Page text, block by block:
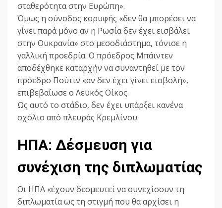
σταθερότητα στην Ευρώπη».
Όμως η σύνοδος κορυφής «δεν θα μπορέσει να
γίνει παρά μόνο αν η Ρωσία δεν έχει εισβάλει
στην Ουκρανία» στο μεσοδιάστημα, τόνισε η
γαλλική προεδρία. Ο πρόεδρος Μπάιντεν
αποδέχθηκε καταρχήν να συναντηθεί με τον
πρόεδρο Πούτιν «αν δεν έχει γίνει εισβολή»,
επιβεβαίωσε ο Λευκός Οίκος.
Ως αυτό το στάδιο, δεν έχει υπάρξει κανένα
σχόλιο από πλευράς Κρεμλίνου.
ΗΠΑ: Δέσμευση για
συνέχιση της διπλωματίας
Οι ΗΠΑ «έχουν δεσμευτεί να συνεχίσουν τη
διπλωματία ως τη στιγμή που θα αρχίσει η